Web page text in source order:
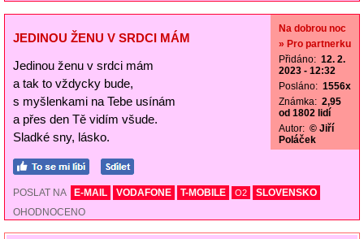
JEDINOU ŽENU V SRDCI MÁM
Jedinou ženu v srdci mám
a tak to vždycky bude,
s myšlenkami na Tebe usínám
a přes den Tě vidím všude.
Sladké sny, lásko.
Na dobrou noc
» Pro partnerku
Přidáno: 12. 2.
2023 - 12:32
Posláno: 1556x
Známka: 2,95
od 1802 lidí
Autor: © Jiří
Poláček
POSLAT NA E-MAIL VODAFONE T-MOBILE O2
SLOVENSKO
OHODNOCENO